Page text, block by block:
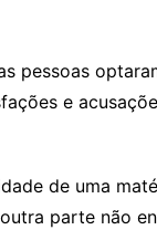
pessoas
e
de uma
parte não